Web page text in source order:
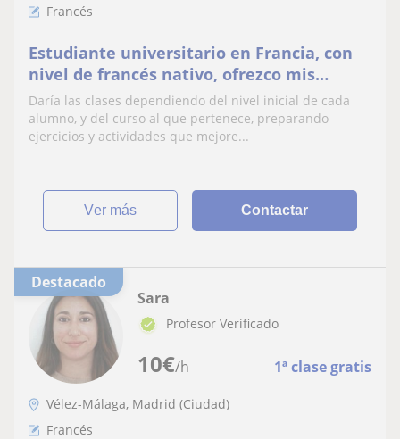
Francés
Estudiante universitario en Francia, con
nivel de francés nativo, ofrezco mis
conocimientos en el idioma para ayudar
en el aprendizaje de la materia, a gente
de cualquier edad
Daría las clases dependiendo del nivel inicial de cada
alumno, y del curso al que pertenece, preparando
ejercicios y actividades que mejore...
ver más Contactar
Destacado
10€/h 1ª clase gratis
Sara
Profesor Verificado
Vélez-Málaga, Madrid (Ciudad)
Francés